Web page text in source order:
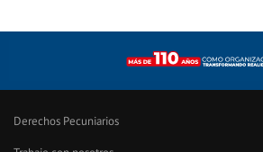
Derechos Pecuniarios